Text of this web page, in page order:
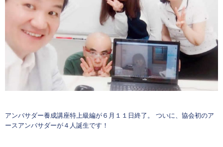
アンバサダー養成講座特上級編が６月１１日終了。 ついに、協会初のア
ースアンバサダーが４人誕生です！